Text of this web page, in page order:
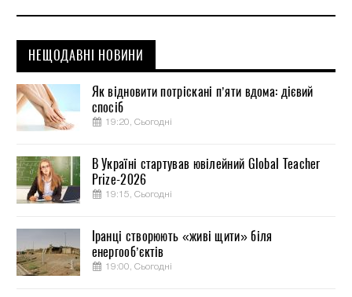
НЕЩОДАВНІ НОВИНИ
Як відновити потріскані п’яти вдома: дієвий
спосіб
19:20, Сьогодні
В Україні стартував ювілейний Global Teacher
Prize-2026
19:15, Сьогодні
Іранці створюють «живі щити» біля
енергооб’єктів
19:00, Сьогодні